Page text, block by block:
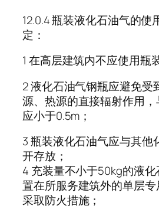
12.0.4 瓶装液化石油气的使
定：
1 在高层建筑内不应使用瓶
2 液化石油气钢瓶应避免受
源、热源的直接辐射作用
应小于0.5m；
3 瓶装液化石油气应与其他
开存放；
4 充装量不小于50kg的液
置在所服务建筑外的单层
采取防火措施；